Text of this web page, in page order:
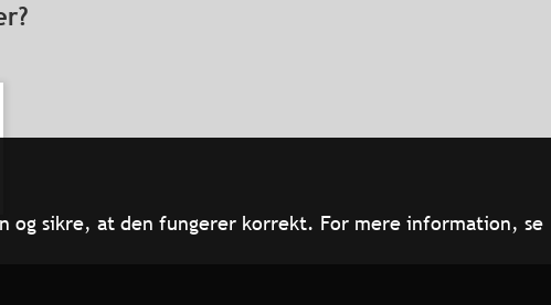
og sikre, at den fungerer korrekt. For mere information, se